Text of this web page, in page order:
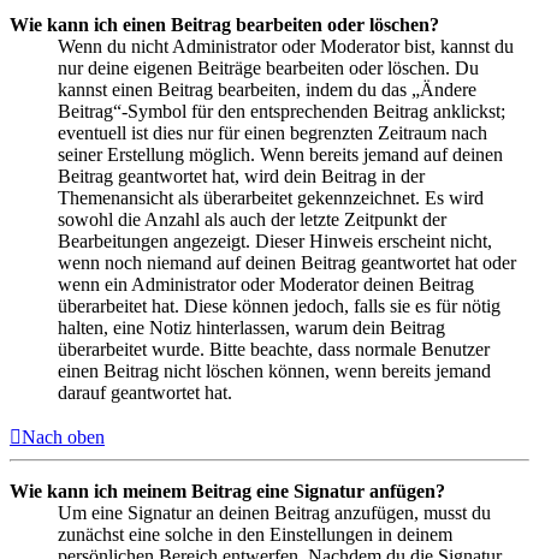
Wie kann ich einen Beitrag bearbeiten oder löschen?
Wenn du nicht Administrator oder Moderator bist, kannst du
nur deine eigenen Beiträge bearbeiten oder löschen. Du
kannst einen Beitrag bearbeiten, indem du das „Ändere
Beitrag“-Symbol für den entsprechenden Beitrag anklickst;
eventuell ist dies nur für einen begrenzten Zeitraum nach
seiner Erstellung möglich. Wenn bereits jemand auf deinen
Beitrag geantwortet hat, wird dein Beitrag in der
Themenansicht als überarbeitet gekennzeichnet. Es wird
sowohl die Anzahl als auch der letzte Zeitpunkt der
Bearbeitungen angezeigt. Dieser Hinweis erscheint nicht,
wenn noch niemand auf deinen Beitrag geantwortet hat oder
wenn ein Administrator oder Moderator deinen Beitrag
überarbeitet hat. Diese können jedoch, falls sie es für nötig
halten, eine Notiz hinterlassen, warum dein Beitrag
überarbeitet wurde. Bitte beachte, dass normale Benutzer
einen Beitrag nicht löschen können, wenn bereits jemand
darauf geantwortet hat.
Nach oben
Wie kann ich meinem Beitrag eine Signatur anfügen?
Um eine Signatur an deinen Beitrag anzufügen, musst du
zunächst eine solche in den Einstellungen in deinem